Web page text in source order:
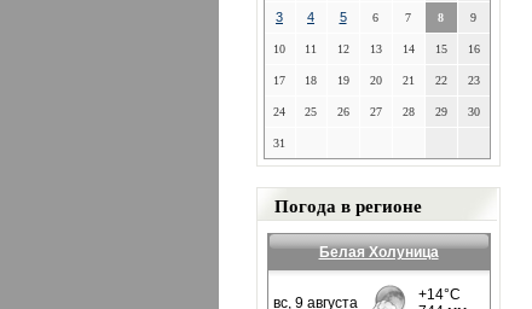
3 4 5 6 7 8 9
10 11 12 13 14 15 16
17 18 19 20 21 22 23
24 25 26 27 28 29 30
31
Погода в регионе
Белая Холуница